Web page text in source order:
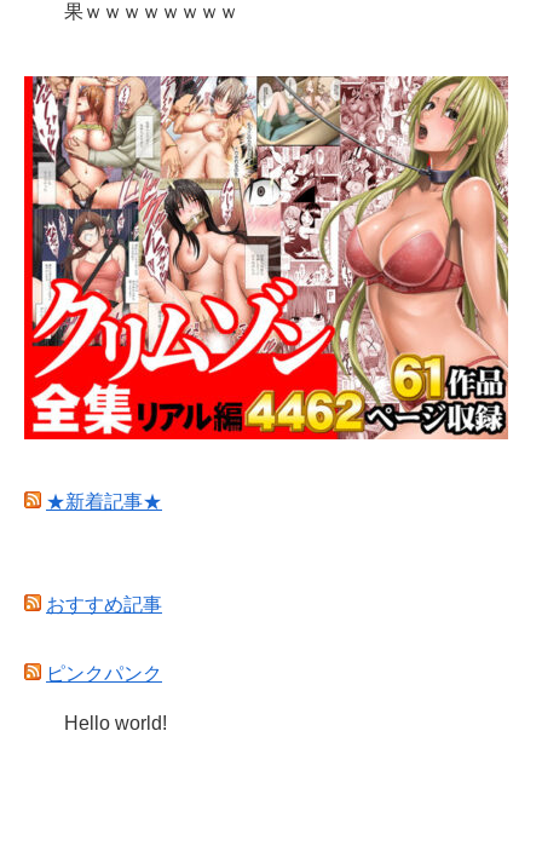
果ｗｗｗｗｗｗｗｗ
★新着記事★
おすすめ記事
ピンクパンク
Hello world!